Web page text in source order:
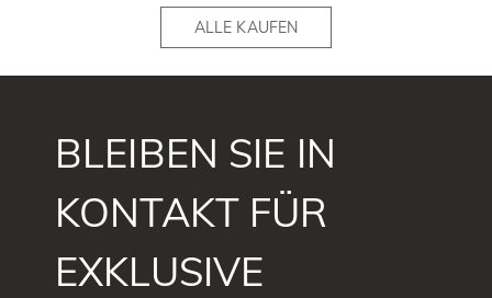
ALLE KAUFEN
BLEIBEN SIE IN
KONTAKT FÜR
EXKLUSIVE